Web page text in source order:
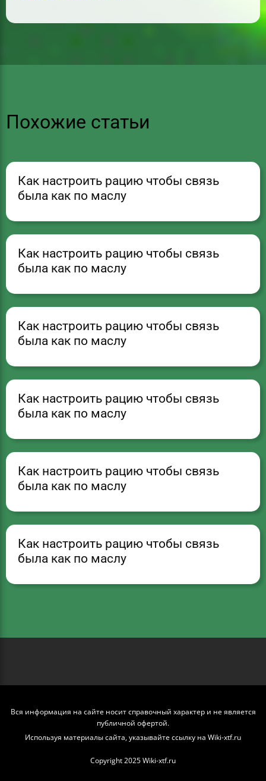
Похожие статьи
Как настроить рацию чтобы связь
была как по маслу
Как настроить рацию чтобы связь
была как по маслу
Как настроить рацию чтобы связь
была как по маслу
Как настроить рацию чтобы связь
была как по маслу
Как настроить рацию чтобы связь
была как по маслу
Как настроить рацию чтобы связь
была как по маслу
Вся информация на сайте носит справочный характер и не является
публичной офертой.
Используя материалы сайта, указывайте ссылку на Wiki-xtf.ru
Copyright 2025 Wiki-xtf.ru